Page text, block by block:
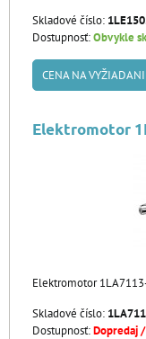
Skladové číslo:
Dostupnosť:Obvykle
CENA NA
Elektromotor
Elektromotor
Skladové číslo:
Dostupnosť:Dopredaj